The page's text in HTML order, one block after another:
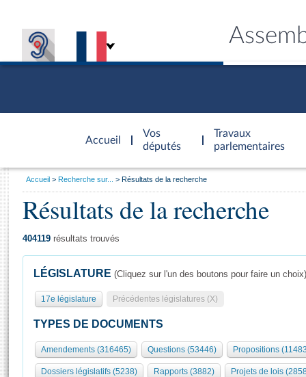
Accueil
d'accueil
Vos
députés
Travaux
parlementaires
Présidence
577 députés
Groupes politiques
Séance publique
Commissions et autres organes
Europe et International
Général
Rôle et pouvoirs de l'Assemblée
Organisation de l'Assemblée
Présidence Conférence des Présidents Bureau Collège des
Visiter l'Assemblée
Visite virtuelle du palais Bourbon
Assister à une séance
Vous
Accueil Recherche sur... Résultats de la recherche
Résultats de la recherche
404119 résultats trouvés
LÉGISLATURE (Cliquez sur l'un des boutons pour faire un choix)
17e législature Précédentes législatures (X)
TYPES DE DOCUMENTS
Amendements (316465) Questions (53446) Propositions
Dossiers législatifs (5238) Rapports (3882) Projets de lois